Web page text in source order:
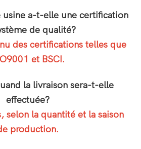
usine a-t-elle une certification
de qualité?
des certifications telles que
et BSCI.
la livraison sera-t-elle
effectuée?
selon la quantité et la saison
production.